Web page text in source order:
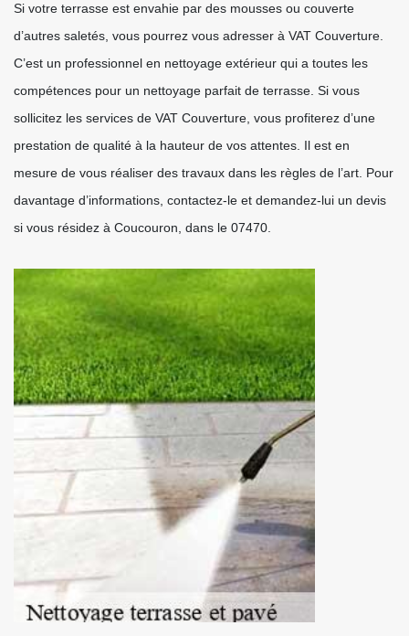
Si votre terrasse est envahie par des mousses ou couverte
d’autres saletés, vous pourrez vous adresser à VAT Couverture.
C’est un professionnel en nettoyage extérieur qui a toutes les
compétences pour un nettoyage parfait de terrasse. Si vous
sollicitez les services de VAT Couverture, vous profiterez d’une
prestation de qualité à la hauteur de vos attentes. Il est en
mesure de vous réaliser des travaux dans les règles de l’art. Pour
davantage d’informations, contactez-le et demandez-lui un devis
si vous résidez à Coucouron, dans le 07470.